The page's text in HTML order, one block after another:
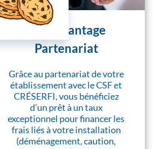
Prêt Avantage
Partenariat
Grâce au partenariat de votre
établissement avec le CSF et
CRÉSERFI, vous bénéficiez
d’un prêt à un taux
exceptionnel pour financer les
frais liés à votre installation
(déménagement, caution,